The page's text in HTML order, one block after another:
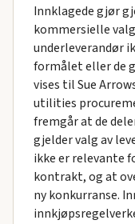
Innklagede gjør
kommersielle
underleverandør
formålet eller de
vises til Sue
utilities
fremgår at de
gjelder valg av
ikke er relevante
kontrakt, og at
ny konkurranse.